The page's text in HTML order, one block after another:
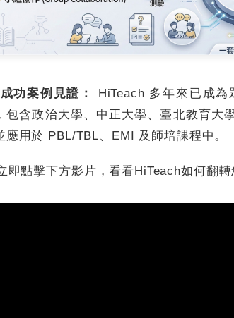
成功案例見證：
HiTeach 多年來已成
包含政治大學、中正大學、臺北教育大
應用於 PBL/TBL、EMI 及師培課程中。
即點擊下方影片，看看HiTeach如何翻轉